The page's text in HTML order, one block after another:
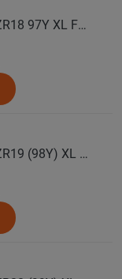
CONTINENTAL Автошина 265/35 ZR18 97Y XL FR SportContact 7 лето
CONTINENTAL Автошина 265/35 ZR19 (98Y) XL FR SportContact 7 лето